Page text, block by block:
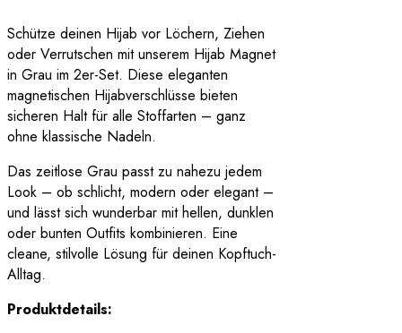
Schütze deinen Hijab vor Löchern, Ziehen
oder Verrutschen mit unserem Hijab Magnet
in Grau im 2er-Set. Diese eleganten
magnetischen Hijabverschlüsse bieten
sicheren Halt für alle Stoffarten – ganz
ohne klassische Nadeln.
Das zeitlose Grau passt zu nahezu jedem
Look – ob schlicht, modern oder elegant –
und lässt sich wunderbar mit hellen, dunklen
oder bunten Outfits kombinieren. Eine
cleane, stilvolle Lösung für deinen Kopftuch-
Alltag.
Produktdetails: